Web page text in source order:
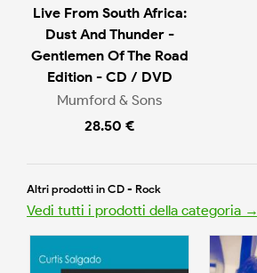
Live From South Africa:
Dust And Thunder -
Gentlemen Of The Road
Edition - CD / DVD
Mumford & Sons
28.50 €
Altri prodotti in CD - Rock
Vedi tutti i prodotti della categoria →